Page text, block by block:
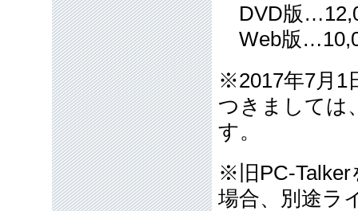
DVD版
Web版
※2017年7月1
つきましては
す。
※旧PC-Talker
場合、別途ラ